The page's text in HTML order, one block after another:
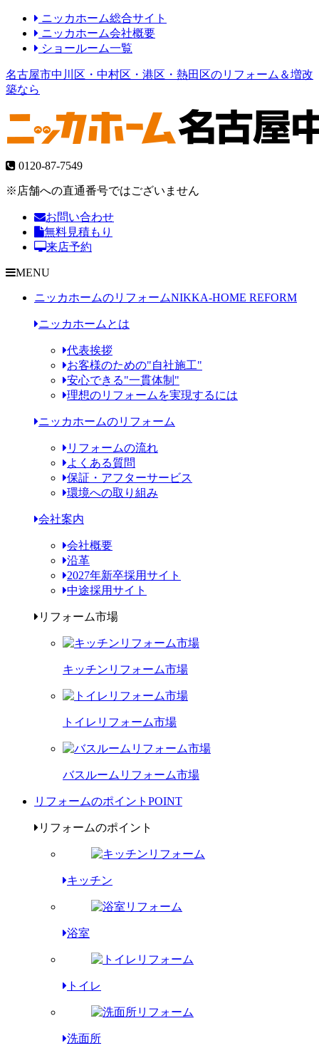
ニッカホーム総合サイト
ニッカホーム会社概要
ショールーム一覧
名古屋市中川区・中村区・港区・熱田区のリフォーム＆増改
築なら
0120-87-7549
※店舗への直通番号ではございません
お問い合わせ
無料見積もり
来店予約
MENU
ニッカホームのリフォームNIKKA-HOME REFORM
ニッカホームとは
代表挨拶
お客様のための"自社施工"
安心できる"一貫体制"
理想のリフォームを実現するには
ニッカホームのリフォーム
リフォームの流れ
よくある質問
保証・アフターサービス
環境への取り組み
会社案内
会社概要
沿革
2027年新卒採用サイト
中途採用サイト
リフォーム市場
キッチンリフォーム市場
トイレリフォーム市場
バスルームリフォーム市場
リフォームのポイント POINT
リフォームのポイント
キッチン
浴室
トイレ
洗面所